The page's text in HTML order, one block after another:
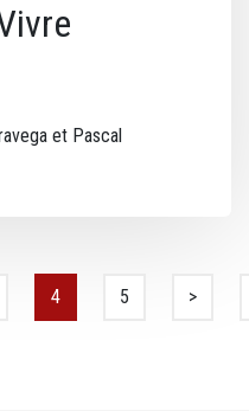
et Pascal
Page courante
4 Page
5 Page
>